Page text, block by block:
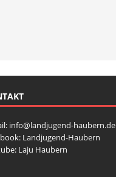
info@landjugend-haubern.de
Landjugend-Haubern
Laju Haubern